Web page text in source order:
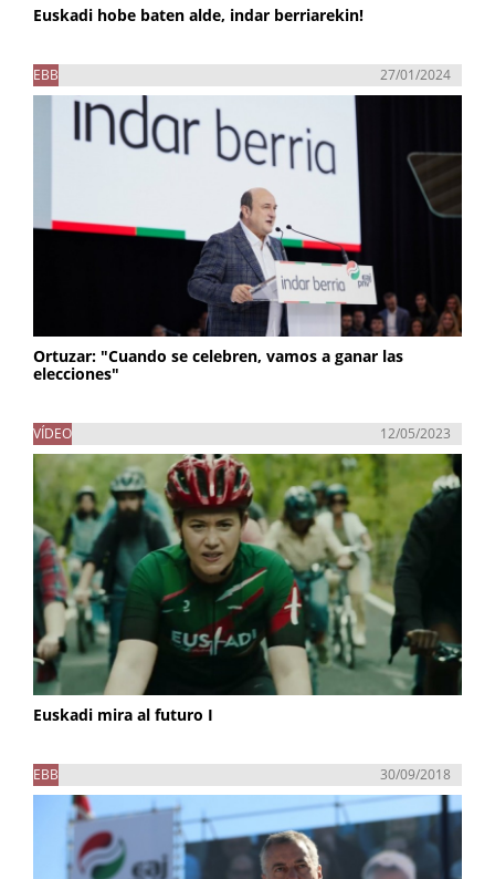
Euskadi hobe baten alde, indar berriarekin!
EBB 27/01/2024
Ortuzar: "Cuando se celebren, vamos a ganar las
elecciones"
VÍDEO 12/05/2023
Euskadi mira al futuro I
EBB 30/09/2018